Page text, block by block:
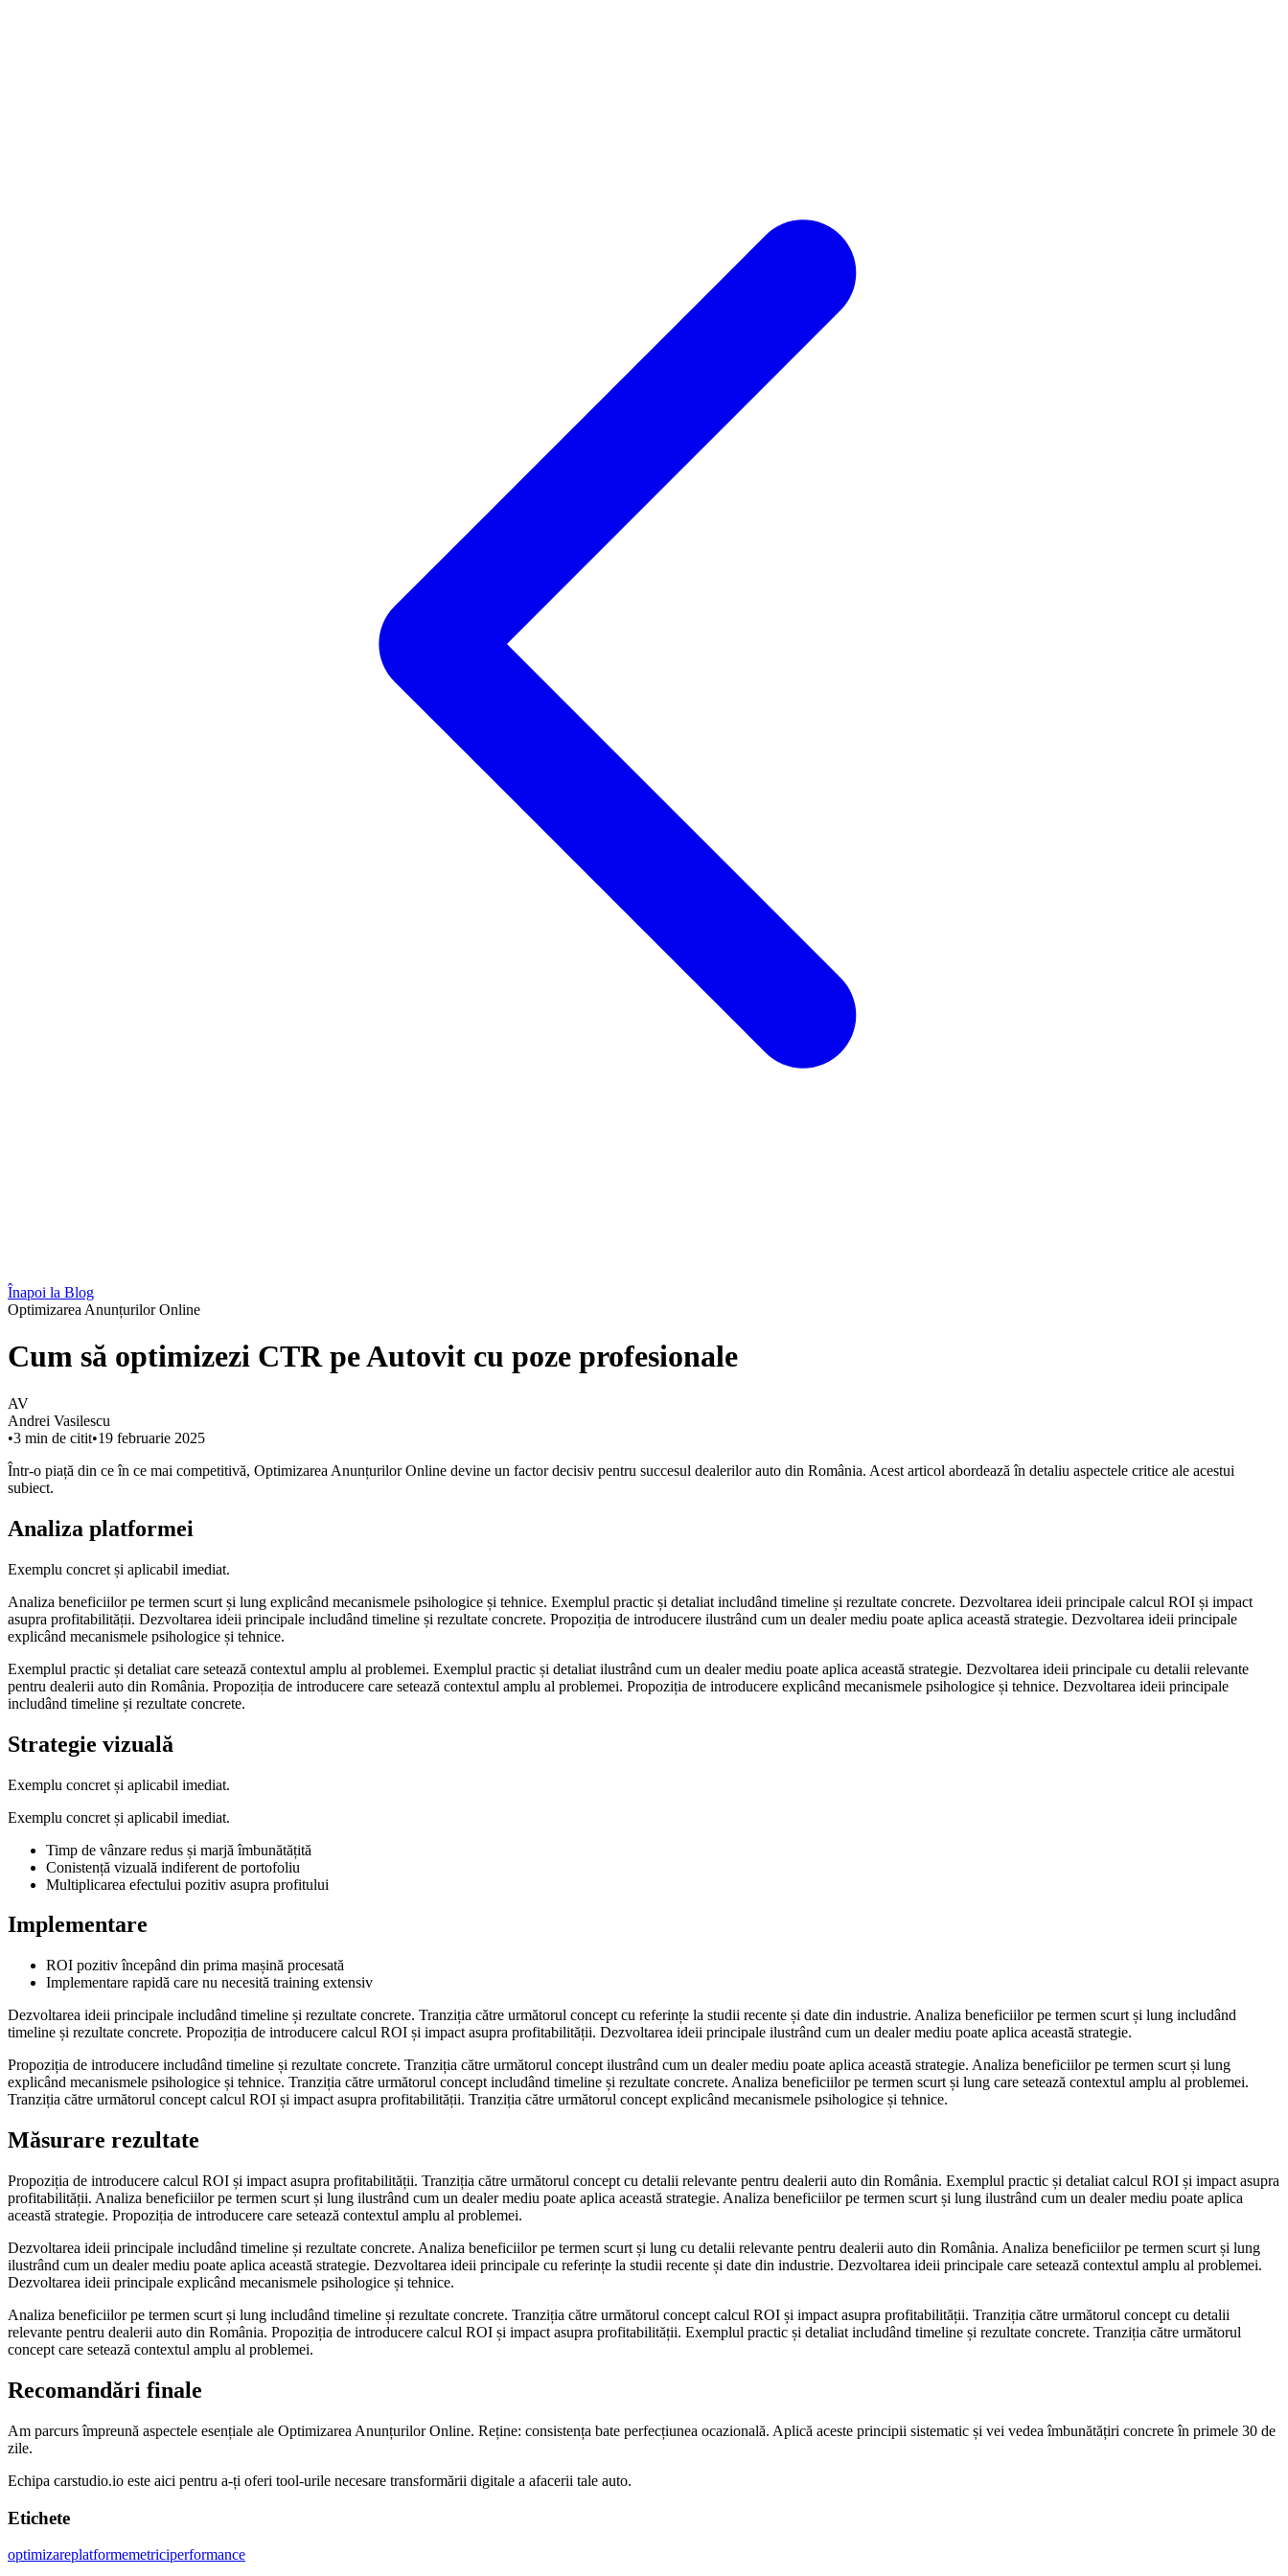
Înapoi la Blog
Optimizarea Anunțurilor Online
Cum să optimizezi CTR pe Autovit cu poze profesionale
AV
Andrei Vasilescu
•3 min de citit•19 februarie 2025
Într-o piață din ce în ce mai competitivă, Optimizarea Anunțurilor Online devine un factor decisiv pentru succesul dealerilor auto din România. Acest articol abordează în detaliu aspectele critice ale acestui
subiect.
Analiza platformei
Exemplu concret și aplicabil imediat.
Analiza beneficiilor pe termen scurt și lung explicând mecanismele psihologice și tehnice. Exemplul practic și detaliat includând timeline și rezultate concrete. Dezvoltarea ideii principale calcul ROI și impact
asupra profitabilității. Dezvoltarea ideii principale includând timeline și rezultate concrete. Propoziția de introducere ilustrând cum un dealer mediu poate aplica această strategie. Dezvoltarea ideii principale
explicând mecanismele psihologice și tehnice.
Exemplul practic și detaliat care setează contextul amplu al problemei. Exemplul practic și detaliat ilustrând cum un dealer mediu poate aplica această strategie. Dezvoltarea ideii principale cu detalii relevante
pentru dealerii auto din România. Propoziția de introducere care setează contextul amplu al problemei. Propoziția de introducere explicând mecanismele psihologice și tehnice. Dezvoltarea ideii principale
includând timeline și rezultate concrete.
Strategie vizuală
Exemplu concret și aplicabil imediat.
Exemplu concret și aplicabil imediat.
Timp de vânzare redus și marjă îmbunătățită
Conistență vizuală indiferent de portofoliu
Multiplicarea efectului pozitiv asupra profitului
Implementare
ROI pozitiv începând din prima mașină procesată
Implementare rapidă care nu necesită training extensiv
Dezvoltarea ideii principale includând timeline și rezultate concrete. Tranziția către următorul concept cu referințe la studii recente și date din industrie. Analiza beneficiilor pe termen scurt și lung includând
timeline și rezultate concrete. Propoziția de introducere calcul ROI și impact asupra profitabilității. Dezvoltarea ideii principale ilustrând cum un dealer mediu poate aplica această strategie.
Propoziția de introducere includând timeline și rezultate concrete. Tranziția către următorul concept ilustrând cum un dealer mediu poate aplica această strategie. Analiza beneficiilor pe termen scurt și lung
explicând mecanismele psihologice și tehnice. Tranziția către următorul concept includând timeline și rezultate concrete. Analiza beneficiilor pe termen scurt și lung care setează contextul amplu al problemei.
Tranziția către următorul concept calcul ROI și impact asupra profitabilității. Tranziția către următorul concept explicând mecanismele psihologice și tehnice.
Măsurare rezultate
Propoziția de introducere calcul ROI și impact asupra profitabilității. Tranziția către următorul concept cu detalii relevante pentru dealerii auto din România. Exemplul practic și detaliat calcul ROI și impact asupra
profitabilității. Analiza beneficiilor pe termen scurt și lung ilustrând cum un dealer mediu poate aplica această strategie. Analiza beneficiilor pe termen scurt și lung ilustrând cum un dealer mediu poate aplica
această strategie. Propoziția de introducere care setează contextul amplu al problemei.
Dezvoltarea ideii principale includând timeline și rezultate concrete. Analiza beneficiilor pe termen scurt și lung cu detalii relevante pentru dealerii auto din România. Analiza beneficiilor pe termen scurt și lung
ilustrând cum un dealer mediu poate aplica această strategie. Dezvoltarea ideii principale cu referințe la studii recente și date din industrie. Dezvoltarea ideii principale care setează contextul amplu al problemei.
Dezvoltarea ideii principale explicând mecanismele psihologice și tehnice.
Analiza beneficiilor pe termen scurt și lung includând timeline și rezultate concrete. Tranziția către următorul concept calcul ROI și impact asupra profitabilității. Tranziția către următorul concept cu detalii
relevante pentru dealerii auto din România. Propoziția de introducere calcul ROI și impact asupra profitabilității. Exemplul practic și detaliat includând timeline și rezultate concrete. Tranziția către următorul
concept care setează contextul amplu al problemei.
Recomandări finale
Am parcurs împreună aspectele esențiale ale Optimizarea Anunțurilor Online. Reține: consistența bate perfecțiunea ocazională. Aplică aceste principii sistematic și vei vedea îmbunătățiri concrete în primele 30 de
zile.
Echipa carstudio.io este aici pentru a-ți oferi tool-urile necesare transformării digitale a afacerii tale auto.
Etichete
optimizareplatformemetriciperformance